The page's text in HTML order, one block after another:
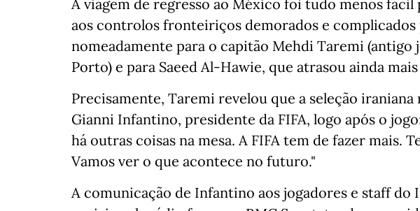
A viagem de regresso ao México foi tudo menos fácil
aos controlos fronteiriços demorados e complicados
nomeadamente para o capitão Mehdi Taremi (antigo
Porto) e para Saeed Al-Hawie, que atrasou ainda mais
Precisamente, Taremi revelou que a seleção
Gianni Infantino, presidente da FIFA, logo após o
há outras coisas na mesa. A FIFA tem de fazer mais.
Vamos ver o que acontece no futuro."
A comunicação de Infantino aos jogadores e staff do